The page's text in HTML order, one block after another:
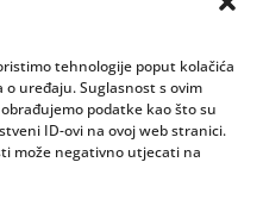
tehnologije poput kolačića
uređaju. Suglasnost s ovim
podatke kao što su
ID-ovi na ovoj web stranici.
može negativno utjecati na
91 501 4218